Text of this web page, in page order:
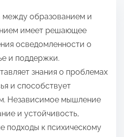
образованием и
имеет решающее
осведомленности о
и поддержки.
знания о проблемах
и способствует
Независимое мышление
и устойчивость,
подходы к психическому